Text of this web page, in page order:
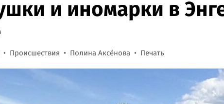
и иномарки в
Происшествия Полина Аксёнова Печать